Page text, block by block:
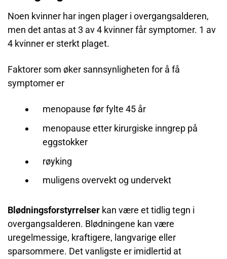
Noen kvinner har ingen plager i overgangsalderen,
men det antas at 3 av 4 kvinner får symptomer. 1 av
4 kvinner er sterkt plaget.
Faktorer som øker sannsynligheten for å få
symptomer er
menopause før fylte 45 år
menopause etter kirurgiske inngrep på
eggstokker
røyking
muligens overvekt og undervekt
Blødningsforstyrrelser kan være et tidlig tegn i
overgangsalderen. Blødningene kan være
uregelmessige, kraftigere, langvarige eller
sparsommere. Det vanligste er imidlertid at